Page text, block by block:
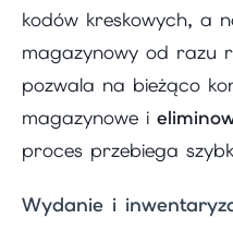
kodów kreskowych, a
magazynowy od razu
pozwala na bieżąco
magazynowe i
proces przebiega
Wydanie i